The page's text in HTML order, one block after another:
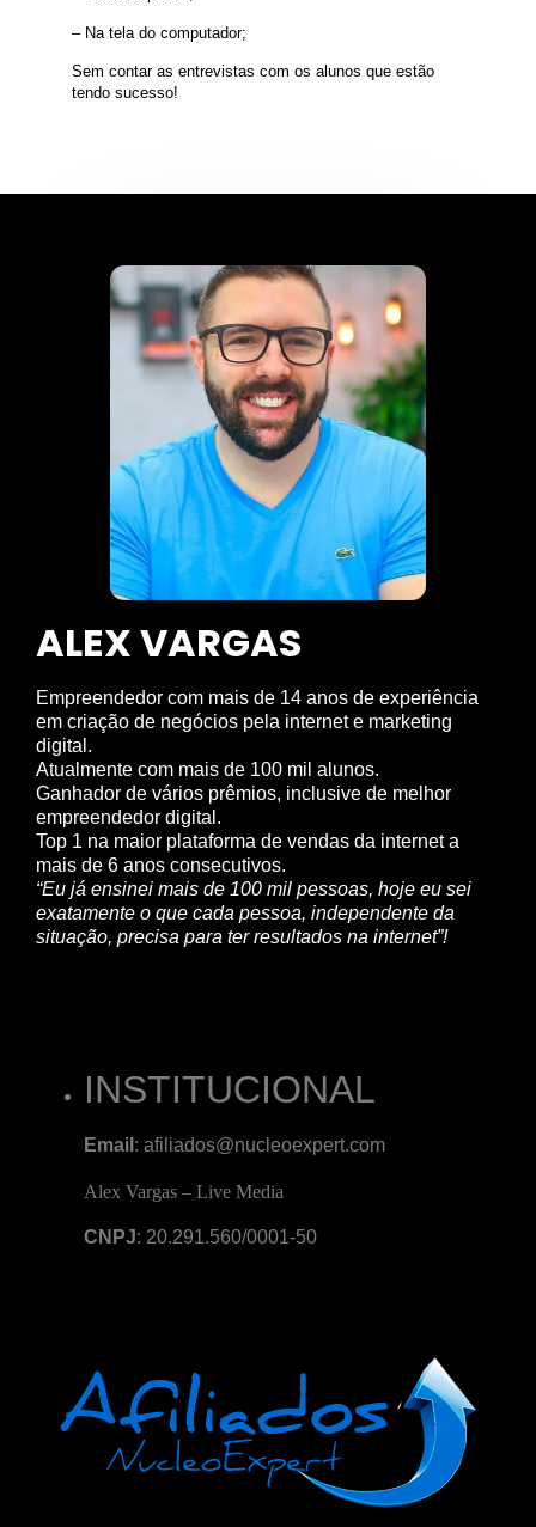
– Na tela do computador;
Sem contar as entrevistas com os alunos que estão
tendo sucesso!
ALEX VARGAS
Empreendedor com mais de 14 anos de experiência
em criação de negócios pela internet e marketing
digital.
Atualmente com mais de 100 mil alunos.
Ganhador de vários prêmios, inclusive de melhor
empreendedor digital.
Top 1 na maior plataforma de vendas da internet a
mais de 6 anos consecutivos.
“Eu já ensinei mais de 100 mil pessoas, hoje eu sei
exatamente o que cada pessoa, independente da
situação, precisa para ter resultados na internet”!
INSTITUCIONAL
Email : afiliados@nucleoexpert.com
Alex Vargas – Live Media
CNPJ: 20.291.560/0001-50